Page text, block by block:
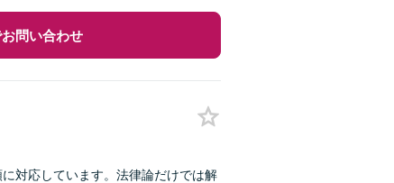
問い合わせ
対応しています。法律論だけでは解